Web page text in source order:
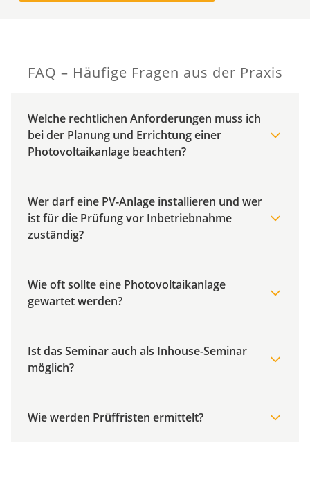
FAQ – Häufige Fragen aus der Praxis
Welche rechtlichen Anforderungen muss ich
bei der Planung und Errichtung einer
Photovoltaikanlage beachten?
Wer darf eine PV-Anlage installieren und wer
ist für die Prüfung vor Inbetriebnahme
zuständig?
Wie oft sollte eine Photovoltaikanlage
gewartet werden?
Ist das Seminar auch als Inhouse-Seminar
möglich?
Wie werden Prüffristen ermittelt?